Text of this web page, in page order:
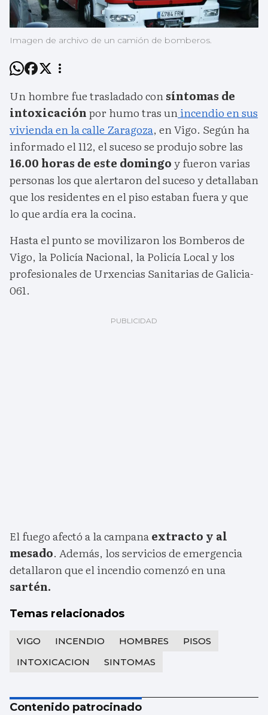
Imagen de archivo de un camión de bomberos.
Un hombre fue trasladado consíntomas de
intoxicaciónpor humo tras unincendio en sus
vivienda en la calle Zaragoza, en Vigo. Según ha
informado el 112, el suceso se produjo sobre las
16.00 horas de este domingoy fueron varias
personas los que alertaron del suceso y detallaban
que los residentes en el piso estaban fuera y que
lo que ardía era la cocina.
Hasta el punto se movilizaron los Bomberos de
Vigo, la Policía Nacional, la Policía Local y los
profesionales de Urxencias Sanitarias de Galicia-
061.
El fuego afectó a la campanaextracto y al
mesado. Además, los servicios de emergencia
detallaron que el incendio comenzó en una
sartén.
Temas relacionados
VIGO INCENDIO HOMBRES
PISOS
INTOXICACION
SINTOMAS
Contenido patrocinado